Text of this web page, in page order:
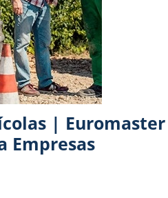
| Euromaster
Empresas